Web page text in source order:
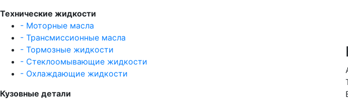
Технические жидкости
- Моторные масла
- Трансмиссионные масла
- Тормозные жидкости
- Стеклоомывающие жидкости
- Охлаждающие жидкости
Кузовные детали